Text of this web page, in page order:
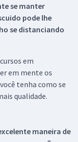
se manter
pode lhe
se distanciando
em
em mente os
tenha como se
qualidade.
maneira de